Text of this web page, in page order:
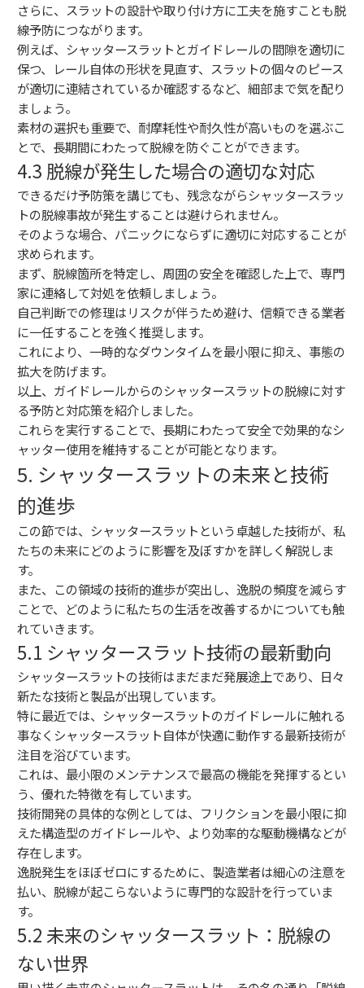
さらに、スラットの設計や取り付け方に工夫を施すことも脱
線予防につながります。
例えば、シャッタースラットとガイドレールの間隙を適切に
保つ、レール自体の形状を見直す、スラットの個々のピース
が適切に連結されているか確認するなど、細部まで気を配り
ましょう。
素材の選択も重要で、耐摩耗性や耐久性が高いものを選ぶこ
とで、長期間にわたって脱線を防ぐことができます。
4.3 脱線が発生した場合の適切な対応
できるだけ予防策を講じても、残念ながらシャッタースラッ
トの脱線事故が発生することは避けられません。
そのような場合、パニックにならずに適切に対応することが
求められます。
まず、脱線箇所を特定し、周囲の安全を確認した上で、専門
家に連絡して対処を依頼しましょう。
自己判断での修理はリスクが伴うため避け、信頼できる業者
に一任することを強く推奨します。
これにより、一時的なダウンタイムを最小限に抑え、事態の
拡大を防げます。
以上、ガイドレールからのシャッタースラットの脱線に対す
る予防と対応策を紹介しました。
これらを実行することで、長期にわたって安全で効果的なシ
ャッター使用を維持することが可能となります。
5. シャッタースラットの未来と技術
的進歩
この節では、シャッタースラットという卓越した技術が、私
たちの未来にどのように影響を及ぼすかを詳しく解説しま
す。
また、この領域の技術的進歩が突出し、逸脱の頻度を減らす
ことで、どのように私たちの生活を改善するかについても触
れていきます。
5.1 シャッタースラット技術の最新動向
シャッタースラットの技術はまだまだ発展途上であり、日々
新たな技術と製品が出現しています。
特に最近では、シャッタースラットのガイドレールに触れる
事なくシャッタースラット自体が快適に動作する最新技術が
注目を浴びています。
これは、最小限のメンテナンスで最高の機能を発揮するとい
う、優れた特徴を有しています。
技術開発の具体的な例としては、フリクションを最小限に抑
えた構造型のガイドレールや、より効率的な駆動機構などが
存在します。
逸脱発生をほぼゼロにするために、製造業者は細心の注意を
払い、脱線が起こらないように専門的な設計を行っていま
す。
5.2 未来のシャッタースラット：脱線の
ない世界